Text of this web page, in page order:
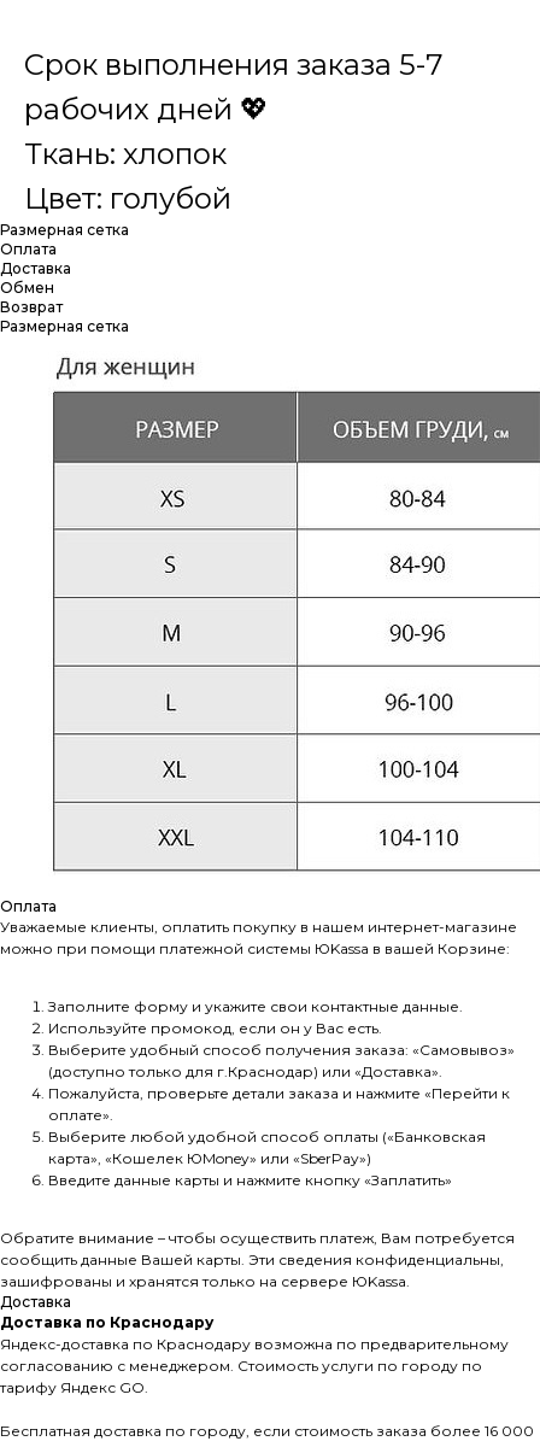
Срок выполнения заказа 5-7
рабочих дней 💖
Ткань: хлопок
Цвет: голубой
Размерная сетка
Оплата
Доставка
Обмен
Возврат
Размерная сетка
Оплата
Уважаемые клиенты, оплатить покупку в нашем интернет-магазине
можно при помощи платежной системы ЮKassа в вашей Корзине:
Заполните форму и укажите свои контактные данные.
Используйте промокод, если он у Вас есть.
Выберите удобный способ получения заказа: «Самовывоз»
(доступно только для г.Краснодар) или «Доставка».
Пожалуйста, проверьте детали заказа и нажмите «Перейти к
оплате».
Выберите любой удобной способ оплаты («Банковская
карта», «Кошелек ЮMoney» или «SberPay»)
Введите данные карты и нажмите кнопку «Заплатить»
Обратите внимание – чтобы осуществить платеж, Вам потребуется
сообщить данные Вашей карты. Эти сведения конфиденциальны,
зашифрованы и хранятся только на сервере ЮKassа.
Доставка
Доставка по Краснодару
Яндекс-доставка по Краснодару возможна по предварительному
согласованию с менеджером. Стоимость услуги по городу по
тарифу Яндекс GO.
Бесплатная доставка по городу, если стоимость заказа более 16 000